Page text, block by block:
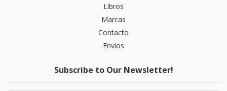
Libros
Marcas
Contacto
Envios
Subscribe to Our Newsletter!